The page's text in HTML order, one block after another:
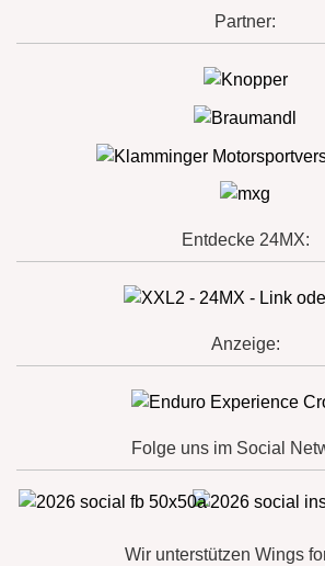
Partner:
Entdecke 24MX:
Anzeige:
Folge uns im Social
Wir unterstützen Wings